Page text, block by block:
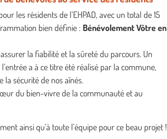
les résidents de l’EHPAD, avec un total de 15
bien définie : Bénévolement Vôtre en
la fiabilité et la sûreté du parcours. Un
a à ce titre été réalisé par la commune,
la sécurité de nos aînés.
du bien-vivre de la communauté et au
ainsi qu’à toute l’équipe pour ce beau projet !